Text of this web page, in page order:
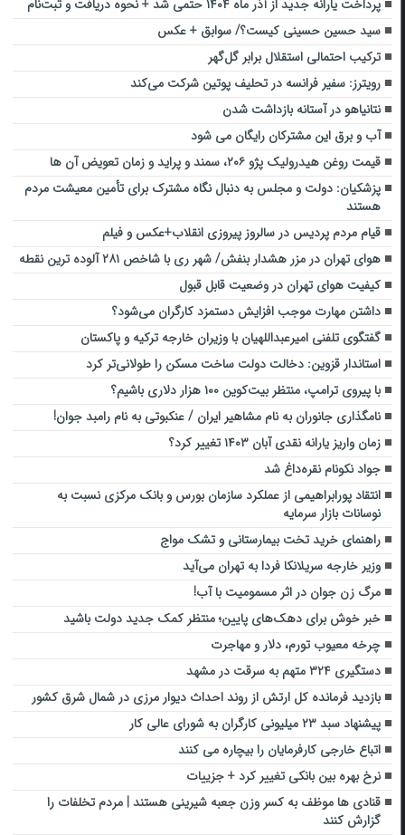
پرداخت یارانه جدید از آذر ماه ۱۴۰۴ حتمی شد + نحوه دریافت و ثبت‌نام
سید حسین حسینی کیست؟/ سوابق + عکس
ترکیب احتمالی استقلال برابر گل‌گهر
رویترز: سفیر فرانسه در تحلیف پوتین شرکت می‌کند
نتانیاهو در آستانه بازداشت شدن
آب و برق این مشترکان رایگان می شود
قیمت روغن هیدرولیک پژو ۲۰۶، سمند و پراید و زمان تعویض آن ها
پزشکیان: دولت و مجلس به دنبال نگاه مشترک برای تأمین معیشت مردم
هستند
قیام مردم پردیس در سالروز پیروزی انقلاب+عکس و فیلم
هوای تهران در مزر هشدار بنفش/ شهر ری با شاخص ۲۸۱ آلوده ترین نقطه
کیفیت هوای تهران در وضعیت قابل قبول
داشتن مهارت موجب افزایش دستمزد کارگران می‌شود؟
گفتگوی تلفنی امیرعبداللهیان با وزیران خارجه ترکیه و پاکستان
استاندار قزوین: دخالت دولت ساخت مسکن را طولانی‌تر کرد
با پیروی ترامپ، منتظر بیت‌کوین ۱۰۰ هزار دلاری باشیم؟
نامگذاری جانوران به نام مشاهیر ایران / عنکبوتی به نام رامبد جوان!
زمان واریز یارانه نقدی آبان ۱۴۰۳ تغییر کرد؟
جواد نکونام نقره‌داغ شد
انتقاد پورابراهیمی از عملکرد سازمان بورس و بانک مرکزی نسبت به
نوسانات بازار سرمایه
راهنمای خرید تخت بیمارستانی و تشک مواج
وزیر خارجه سریلانکا فردا به تهران می‌آید
مرگ زن جوان در اثر مسمومیت با آب!
خبر خوش برای دهک‌های پایین؛ منتظر کمک جدید دولت باشید
چرخه معیوب تورم، دلار و مهاجرت
دستگیری ۳۲۴ متهم به سرقت در مشهد
بازدید فرمانده کل ارتش از روند احداث دیوار مرزی در شمال شرق کشور
پیشنهاد سبد ۲۳ میلیونی کارگران به شورای عالی کار
اتباع خارجی کارفرمایان را بیچاره می کنند
نرخ بهره بین بانکی تغییر کرد + جزییات
قنادی ها موظف به کسر وزن جعبه شیرینی هستند | مردم تخلفات را
گزارش کنند